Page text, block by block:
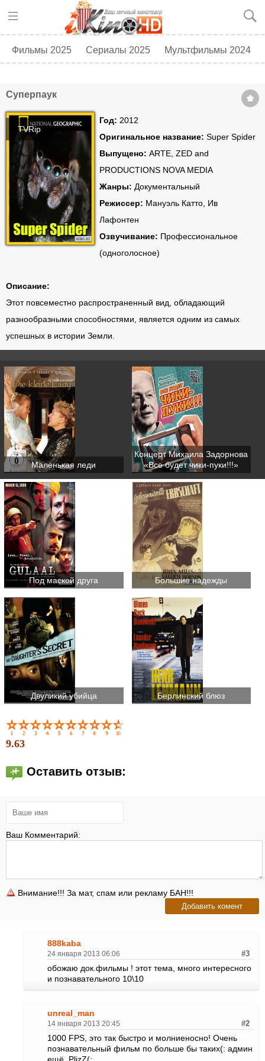
Фильмы 2025 Сериалы 2025 Мультфильмы 2024
Суперпаук
TVRip
Год: 2012
Оригинальное название: Super Spider
Выпущено: ARTE, ZED and
PRODUCTIONS NOVA MEDIA
Жанры: Документальный
Режиссер: Мануэль Катто, Ив
Лафонтен
Озвучивание: Профессиональное
(одноголосное)
Описание:
Этот повсеместно распространенный вид, обладающий
разнообразными способностями, является одним из самых
успешных в истории Земли.
Маленькая леди
Концерт Михаила Задорнова
«Все будет чики-пуки!!!»
Под маской друга Большие надежды
Двуликий убийца Берлинский блюз
9.63
Оставить отзыв:
Ваш Комментарий:
Внимание!!! За мат, спам или рекламу БАН!!!
888kaba
24 января 2013 06:06 #3
обожаю док.фильмы ! этот тема, много интересного
и познавательного 10\10
unreal_man
14 января 2013 20:45 #2
1000 FPS, это так быстро и молниеносно! Очень
познавательный фильм по больше бы таких(: админ